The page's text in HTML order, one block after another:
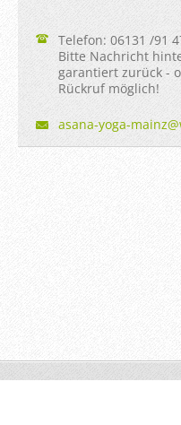
Telefon: 06131 /91
Bitte Nachricht
garantiert zurück -
Rückruf möglich!
asana-yoga-mainz